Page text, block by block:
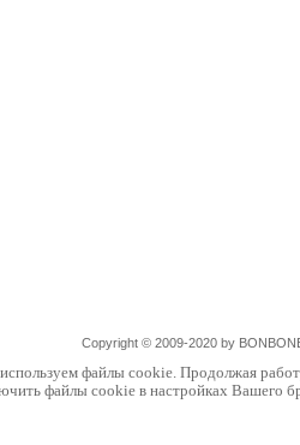
Copyright © 2009-2020 by
файлы cookie. Продолжая
файлы cookie в настройках Вашего